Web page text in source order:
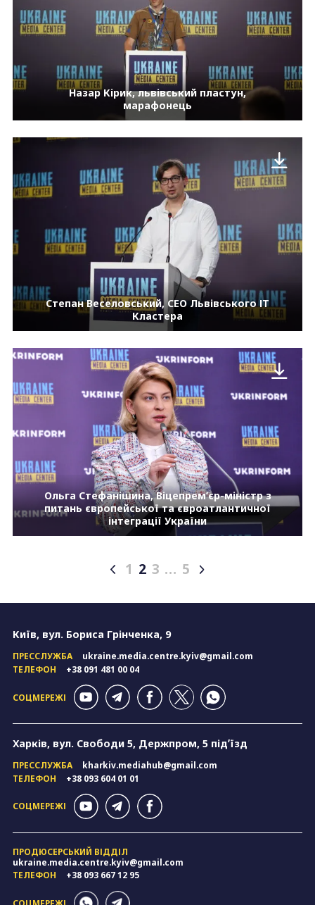
Назар Кірик, львівський пластун,
марафонець
Степан Веселовський, СЕО Львівського ІТ
Кластера
Ольга Стефанішина, Віцепрем’єр-міністр з
питань європейської та євроатлантичної
інтеграції України
1 2 3 … 5
Київ, вул. Бориса Грінченка, 9
ПРЕССЛУЖБА
ukraine.media.centre.kyiv@gmail.com
ТЕЛЕФОН
+38 091 481 00 04
СОЦМЕРЕЖІ
Харків, вул. Свободи 5, Держпром, 5 підʼїзд
ПРЕССЛУЖБА
kharkiv.mediahub@gmail.com
ТЕЛЕФОН
+38 093 604 01 01
СОЦМЕРЕЖІ
ПРОДЮСЕРСЬКИЙ ВІДДІЛ
ukraine.media.centre.kyiv@gmail.com
ТЕЛЕФОН
+38 093 667 12 95